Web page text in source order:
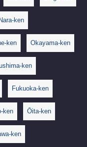
Nara-ken
ken Okayama-ken
ken
Fukuoka-ken
ken Ōita-ken
ken